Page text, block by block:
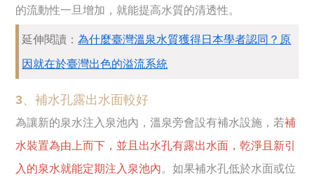
的流動性一旦增加，就能提高水質的清透性。
延伸閱讀：為什麼臺灣溫泉水質獲得日本學者認同？原
因就在於臺灣出色的溢流系統
3、補水孔露出水面較好
為讓新的泉水注入泉池內，溫泉旁會設有補水設施，若補
水裝置為由上而下，並且出水孔有露出水面，乾淨且新引
入的泉水就能定期注入泉池內。如果補水孔低於水面或位